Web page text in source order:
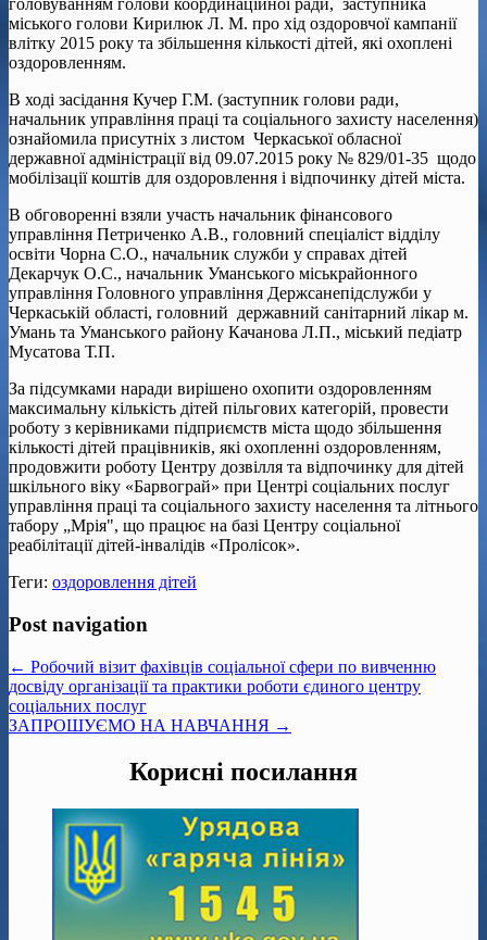
головуванням голови координаційної ради, заступника
міського голови Кирилюк Л. М. про хід оздоровчої кампанії
влітку 2015 року та збільшення кількості дітей, які охоплені
оздоровленням.
В ході засідання Кучер Г.М. (заступник голови ради,
начальник управління праці та соціального захисту населення)
ознайомила присутніх з листом Черкаської обласної
державної адміністрації від 09.07.2015 року № 829/01-35 щодо
мобілізації коштів для оздоровлення і відпочинку дітей міста.
В обговоренні взяли участь начальник фінансового
управління Петриченко А.В., головний спеціаліст відділу
освіти Чорна С.О., начальник служби у справах дітей
Декарчук О.С., начальник Уманського міськрайонного
управління Головного управління Держсанепідслужби у
Черкаській області, головний державний санітарний лікар м.
Умань та Уманського району Качанова Л.П., міський педіатр
Мусатова Т.П.
За підсумками наради вирішено охопити оздоровленням
максимальну кількість дітей пільгових категорій, провести
роботу з керівниками підприємств міста щодо збільшення
кількості дітей працівників, які охопленні оздоровленням,
продовжити роботу Центру дозвілля та відпочинку для дітей
шкільного віку «Барвограй» при Центрі соціальних послуг
управління праці та соціального захисту населення та літнього
табору „Мрія", що працює на базі Центру соціальної
реабілітації дітей-інвалідів «Пролісок».
Теги: оздоровлення дітей
Post navigation
← Робочий візит фахівців соціальної сфери по вивченню
досвіду організації та практики роботи єдиного центру
соціальних послуг
ЗАПРОШУЄМО НА НАВЧАННЯ →
Корисні посилання